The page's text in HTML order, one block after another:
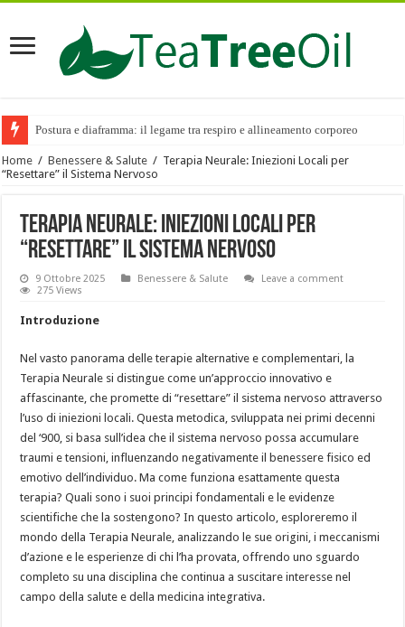
Postura e diaframma: il legame tra respiro e allineamento corporeo
Home / Benessere & Salute / Terapia Neurale: Iniezioni Locali per
“Resettare” il Sistema Nervoso
Terapia Neurale: Iniezioni Locali per
“Resettare” il Sistema Nervoso
9 Ottobre 2025 Benessere & Salute
Leave a comment
275 Views
Introduzione
Nel vasto panorama delle terapie alternative e complementari, la
Terapia Neurale si distingue come un’approccio innovativo e
affascinante, che promette di “resettare” il sistema nervoso attraverso
l’uso di iniezioni locali. Questa metodica, sviluppata nei primi decenni
del ‘900, si basa sull’idea che il sistema nervoso possa accumulare
traumi e tensioni, influenzando negativamente il benessere fisico ed
emotivo dell’individuo. Ma come funziona esattamente questa
terapia? Quali sono i suoi principi fondamentali e le evidenze
scientifiche che la sostengono? In questo articolo, esploreremo il
mondo della Terapia Neurale, analizzando le sue origini, i meccanismi
d’azione e le esperienze di chi l’ha provata, offrendo uno sguardo
completo su una disciplina che continua a suscitare interesse nel
campo della salute e della medicina integrativa.